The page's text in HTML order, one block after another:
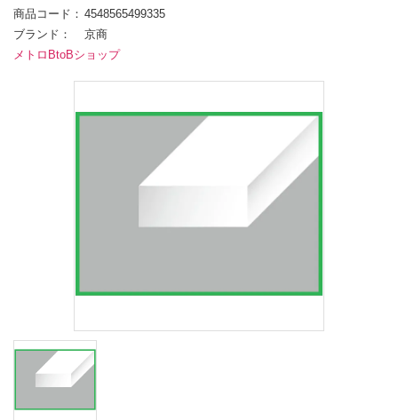
商品コード
4548565499335
ブランド
京商
メトロBtoBショップ